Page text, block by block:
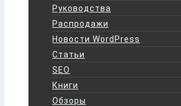
Руководства
Распродажи
Новости WordPress
Статьи
SEO
Книги
Обзоры